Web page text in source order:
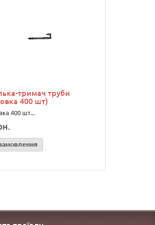
тримач труби
400 шт)
400 шт...